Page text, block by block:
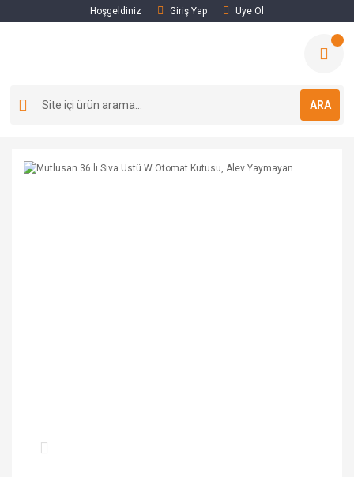
Hoşgeldiniz Giriş Yap Üye Ol
ARA